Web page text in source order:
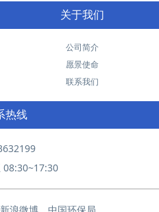
关于我们
公司简介
愿景使命
联系我们
热线
08:30~17:30
浪微博 中国环保局